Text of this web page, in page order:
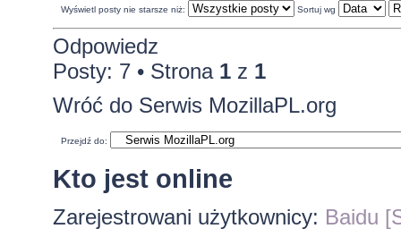
Wyświetl posty nie starsze niż: Sortuj wg
Odpowiedz
Posty: 7 • Strona 1z 1
Wróć do Serwis MozillaPL.org
Przejdź do:
Kto jest online
Zarejestrowani użytkownicy: Baidu